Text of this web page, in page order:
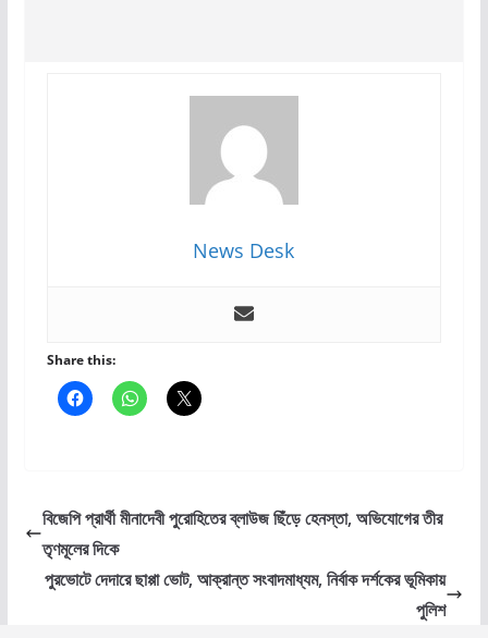
News Desk
Share this:
বিজেপি প্রার্থী মীনাদেবী পুরোহিতের ব্লাউজ ছিঁড়ে হেনস্তা, অভিযোগের তীর
তৃণমূলের দিকে
পুরভোটে দেদারে ছাপ্পা ভোট, আক্রান্ত সংবাদমাধ্যম, নির্বাক দর্শকের ভূমিকায়
পুলিশ